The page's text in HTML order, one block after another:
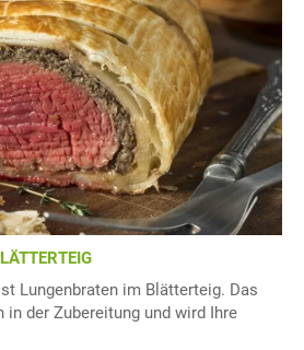
Lungenbraten im Blätterteig. Das
in der Zubereitung und wird Ihre